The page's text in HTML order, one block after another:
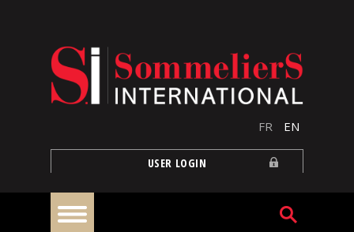
FR EN
USER LOGIN